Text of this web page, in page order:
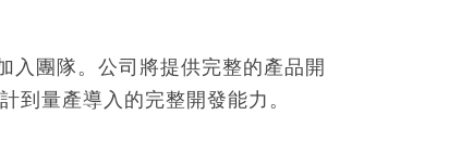
入團隊。公司將提供完整的產品開
到量產導入的完整開發能力。